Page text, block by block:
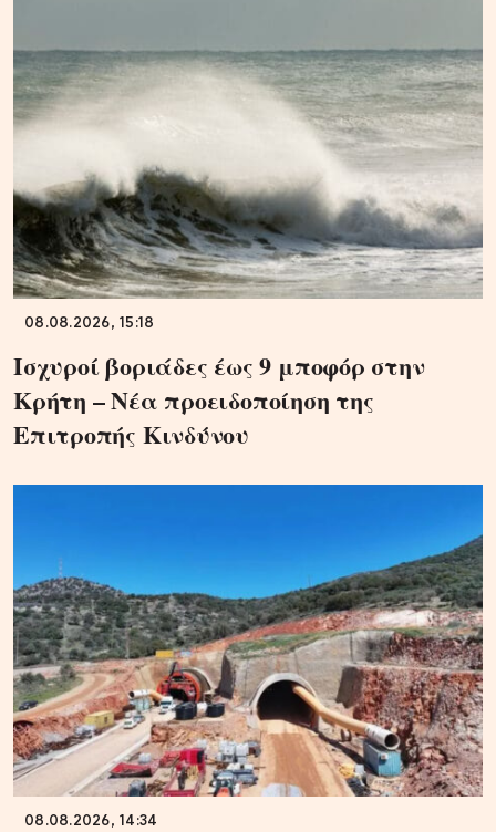
08.08.2026, 15:18
Ισχυροί βοριάδες έως 9 μποφόρ στην
Κρήτη – Νέα προειδοποίηση της
Επιτροπής Κινδύνου
08.08.2026, 14:34